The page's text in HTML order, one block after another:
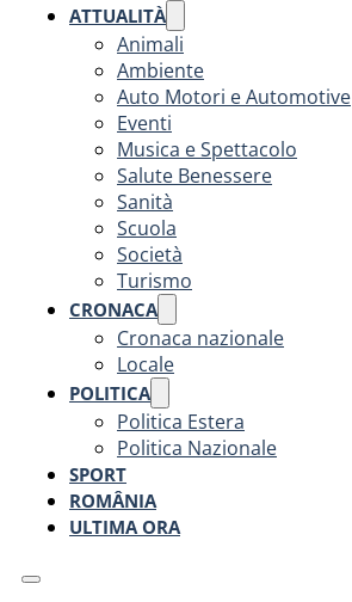
ATTUALITÀ
Animali
Ambiente
Auto Motori e Automotive
Eventi
Musica e Spettacolo
Salute Benessere
Sanità
Scuola
Società
Turismo
CRONACA
Cronaca nazionale
Locale
POLITICA
Politica Estera
Politica Nazionale
SPORT
ROMÂNIA
ULTIMA ORA